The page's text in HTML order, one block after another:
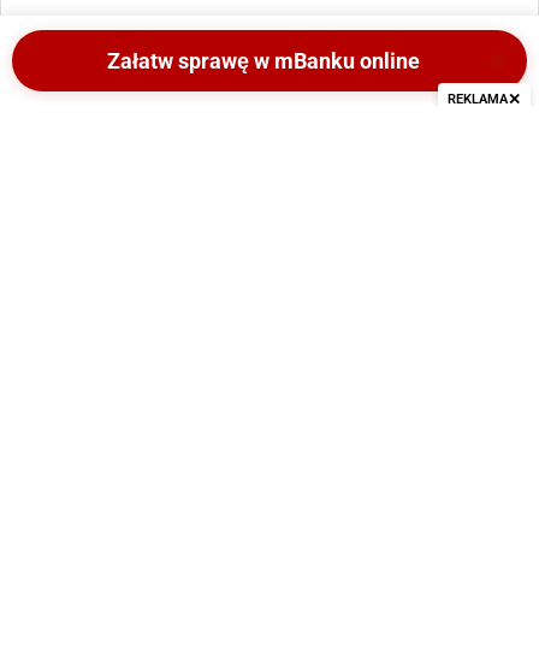
MAPA STRONY
REKLAMA✕
Załatw sprawę w mBanku online